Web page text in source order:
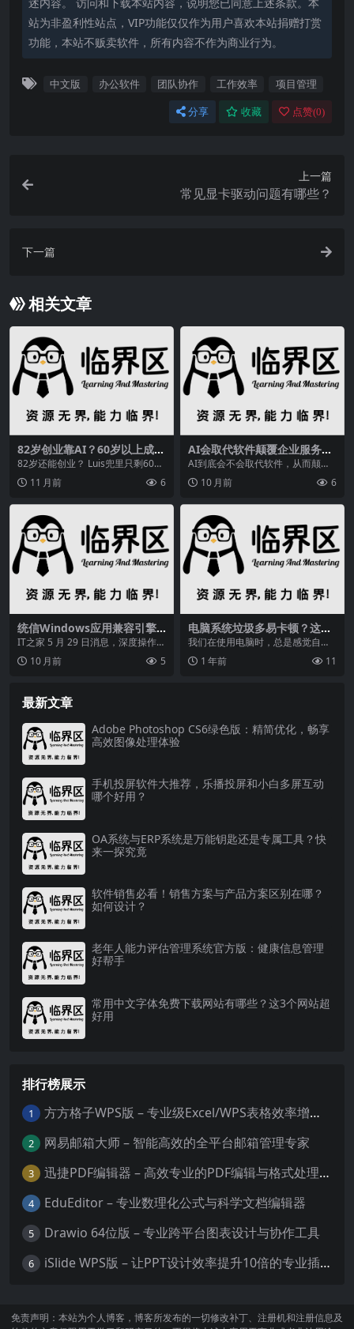
站为非盈利性站点，VIP功能仅仅作为用户喜欢本站捐赠打赏
功能，本站不贩卖软件，所有内容不作为商业行为。
中文版 办公软件 团队协作 工作效率 项目管理
分享 收藏 点赞(0)
上一篇
常见显卡驱动问题有哪些？
下一篇
相关文章
82岁创业靠AI？60岁以上成纽
约AI课主力，Phyllis超厉害
82岁还能创业？ Luis兜里只剩60美
元，却敢把AI当救命稻草。 朋友圈
刚刷到...
11 月前 6
AI会取代软件颠覆企业服务市
场？SAP与阿里合作给出答案
AI到底会不会取代软件，从而颠覆
企业服务市场，一直是行业里颇有
争议的议题。企业既...
10 月前 6
统信Windows应用兼容引擎V
3.3.0正式上线！新增功能，兼
容率飙升
IT之家 5 月 29 日消息，深度操作系
统 deepin 团队曾基于 Wine...
10 月前 5
电脑系统垃圾多易卡顿？这几
款系统优化软件你值得了解
我们在使用电脑时，总是感觉自己
的系统垃圾太多，使用时间长了就
会变卡，这时候就需要...
1 年前 11
最新文章
Adobe Photoshop CS6绿色版：精简优化，畅享
高效图像处理体验
手机投屏软件大推荐，乐播投屏和小白多屏互动
哪个好用？
OA系统与ERP系统是万能钥匙还是专属工具？快
来一探究竟
软件销售必看！销售方案与产品方案区别在哪？
如何设计？
老年人能力评估管理系统官方版：健康信息管理
好帮手
常用中文字体免费下载网站有哪些？这3个网站超
好用
排行榜展示
1 方方格子WPS版 – 专业级Excel/WPS表格效率增强插件
2 网易邮箱大师 – 智能高效的全平台邮箱管理专家
3 迅捷PDF编辑器 – 高效专业的PDF编辑与格式处理工具
4 EduEditor – 专业数理化公式与科学文档编辑器
5 Drawio 64位版 – 专业跨平台图表设计与协作工具
6 iSlide WPS版 – 让PPT设计效率提升10倍的专业插件
免责声明：本站为个人博客，博客所发布的一切修改补丁、注册机和注册信息及